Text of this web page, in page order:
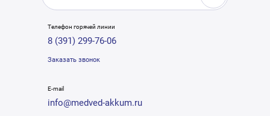
Телефон горячей линии
8 (391) 299-76-06
Заказать звонок
E-mail
info@medved-akkum.ru